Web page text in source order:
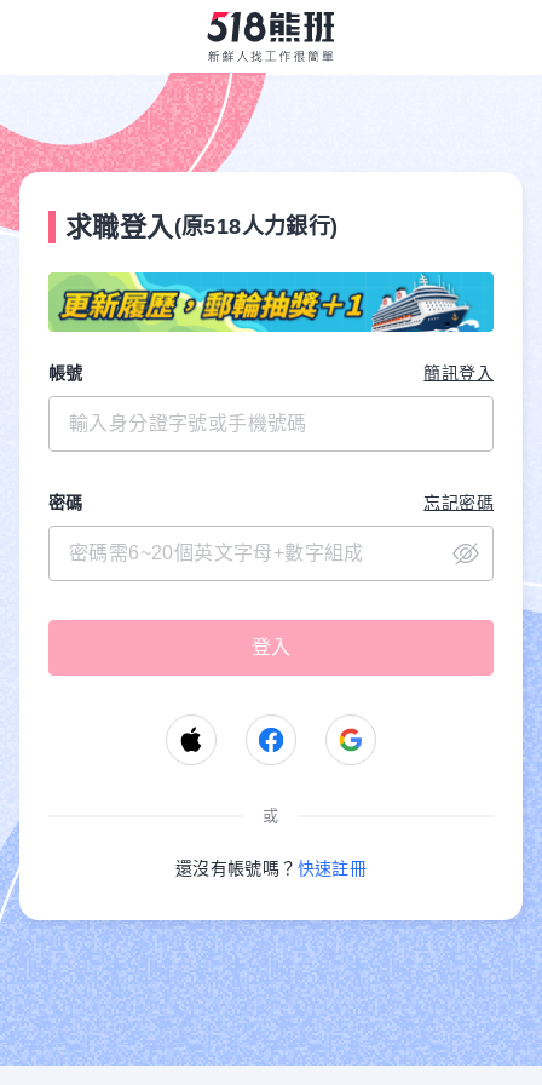
求職登入 (原518人力銀行)
帳號 簡訊登入
密碼 忘記密碼
或
還沒有帳號嗎？ 快速註冊